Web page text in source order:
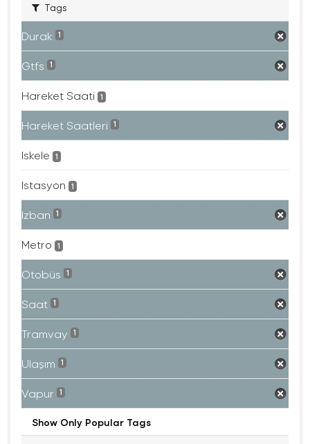
Tags
Durak 1
Gtfs 1
Hareket Saati 1
Hareket Saatleri 1
Iskele 1
Istasyon 1
Izban 1
Metro 1
Otobüs 1
Saat 1
Tramvay 1
Ulaşım 1
Vapur 1
Show Only Popular Tags